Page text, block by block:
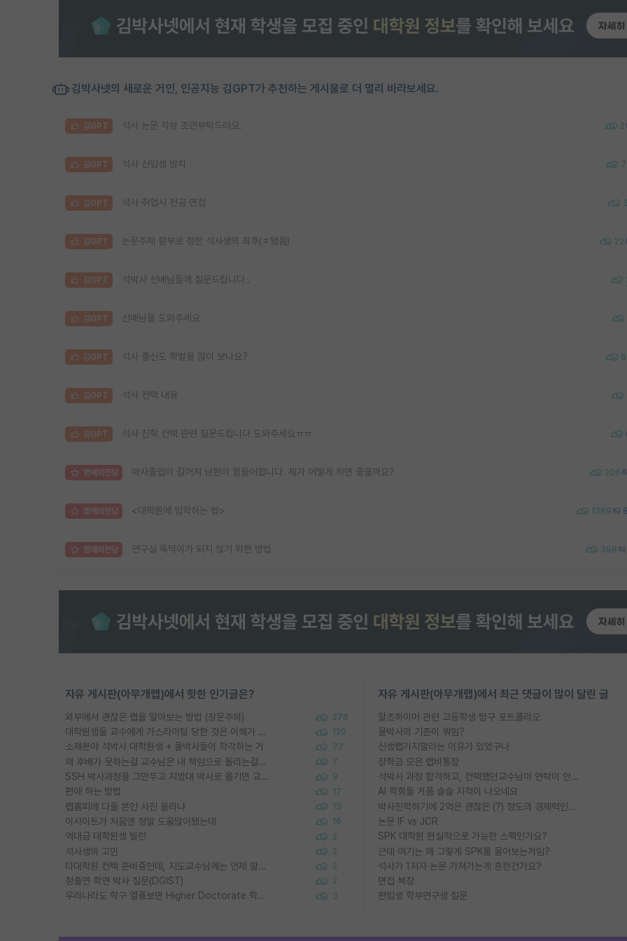
김박사넷의 새로운 거인, 인공지능 김GPT가 추천하는 게시물로 더 멀리 바라보세요.
김GPT 석사 논문 작성 조언부탁드려요. 2
김GPT 석사 신입생 방치 7
김GPT 석사 취업시 전공 면접
김GPT 논문주제 함부로 정한 석사생의 최후(ㅈ됐음) 22
김GPT 석박사 선배님들께 질문드립니다..
김GPT 선배님들 도와주세요
김GPT 석사 출신도 학벌을 많이 보나요? 8
김GPT 석사 컨택 내용
김GPT 석사 진학 컨택 관련 질문드립니다 도와주세요ㅠㅠ
명예의전당 박사졸업이 길어져 남편이 힘들어합니다. 제가 어떻게 하면 좋을까요? 206
명예의전당 <대학원에 입학하는 법> 1389
명예의전당 연구실 뚝딱이가 되지 않기 위한 방법 398
자유 게시판(아무개랩)에서 핫한 인기글은?
외부에서 괜찮은 랩을 알아보는 방법 (장문주의) 276
대학원생들 교수에게 가스라이팅 당한 것은 이해가 갑니다. 안타깝네요. 120
소재분야 석박사 대학원생 + 물박사들이 착각하는 거 77
왜 후배가 못하는걸 교수님은 내 책임으로 돌리는걸까요? 7
SSH 박사과정을 그만두고 지방대 박사로 옮기면 교수의 꿈은 끝일까요? 9
편애 하는 방법 17
랩홈피에 다들 본인 사진 올리냐 13
이사이트가 처음엔 정말 도움많이됐는데 16
역대급 대학원생 빌런 2
석사생의 고민 2
타대학원 컨텍 준비중인데, 지도교수님께는 언제 말씀드려야 할까요? 2
정출연 학연 박사 질문(DGIST) 2
우리나라도 학구 열풍보면 Higher Doctorate 학위가 필요하다고 봅니다. 3
자유 게시판(아무개랩)에서 최근 댓글이 많이 달린 글
알츠하이머 관련 고등학생 탐구 포트폴리오
물박사의 기준이 뭐임?
신생랩가지말라는 이유가 있었구나
장학금 모은 랩비통장
석박사 과정 합격하고, 컨택했던교수님이 연락이 안됩니다...
AI 학회들 거품 슬슬 지적이 나오네요
박사진학하기에 2억은 괜찮은 (?) 정도의 경제력인가요
논문 IF vs JCR
SPK 대학원 현실적으로 가능한 스펙인가요?
근데 여기는 왜 그렇게 SPK를 물어보는거임?
석사가 1저자 논문 가져가는게 흔한건가요?
면접 복장
편입생 학부연구생 질문